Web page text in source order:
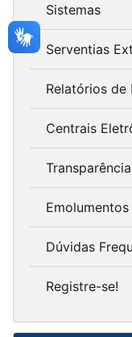
Sistemas
Serventias
Relatórios de
Centrais
Transparência
Emolumentos
Dúvidas
Registre-se!